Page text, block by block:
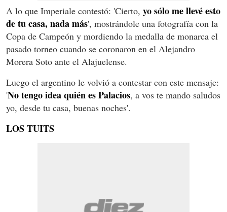
A lo que Imperiale contestó: 'Cierto, yo sólo me llevé esto
de tu casa, nada más', mostrándole una fotografía con la
Copa de Campeón y mordiendo la medalla de monarca el
pasado torneo cuando se coronaron en el Alejandro
Morera Soto ante el Alajuelense.
Luego el argentino le volvió a contestar con este mensaje:
'No tengo idea quién es Palacios, a vos te mando saludos
yo, desde tu casa, buenas noches'.
LOS TUITS